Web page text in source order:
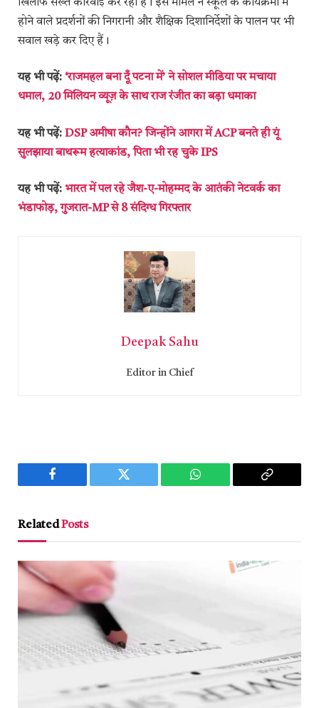
खिलाफ सख्त कार्रवाई कर रही है। इस मामले ने स्कूल के कार्यक्रमों में
होने वाले प्रदर्शनों की निगरानी और शैक्षिक दिशानिर्देशों के पालन पर भी
सवाल खड़े कर दिए हैं।
यह भी पढ़ें: ‘राजमहल बना दूँ पटना में’ ने सोशल मीडिया पर मचाया
धमाल, 20 मिलियन व्यूज़ के साथ राज रंजीत का बड़ा धमाका
यह भी पढ़ें: DSP अमीषा कौन? जिन्होंने आगरा में ACP बनते ही यूं
सुलझाया बाथरूम हत्याकांड, पिता भी रह चुके IPS
यह भी पढ़ें: भारत में पल रहे जैश-ए-मोहम्मद के आतंकी नेटवर्क का
भंडाफोड़, गुजरात-MP से 8 संदिग्ध गिरफ्तार
Deepak Sahu
Editor in Chief
Facebook Twitter WhatsApp
Copy
RelatedPosts